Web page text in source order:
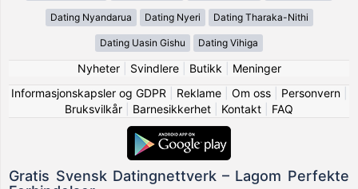
Dating Nyandarua Dating Nyeri Dating Tharaka-Nithi
Dating Uasin Gishu Dating Vihiga
Nyheter| Svindlere| Butikk
Meninger
Informasjonskapsler og GDPR
Reklame| Om oss| Personvern|
Bruksvilkår
Barnesikkerhet Kontakt FAQ
Gratis Svensk Datingnettverk – Lagom Perfekte